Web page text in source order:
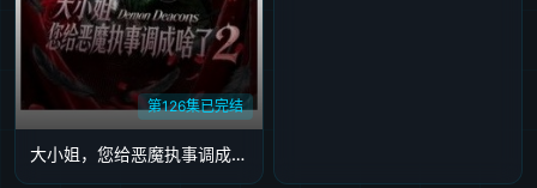
第126集已完结
大小姐，您给恶魔执事调成啥了2